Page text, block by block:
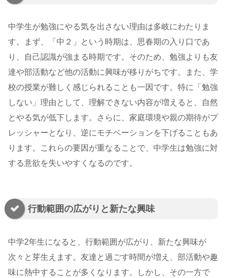
中学生が勉強にやる気を出さない理由は多岐にわたりま
す。まず、「中２」という時期は、思春期の入り口であ
り、自己認識が強まる時期です。そのため、勉強よりも友
達や部活動など他の活動に興味が移りがちです。また、学
校の授業が難しく感じられることも一因です。特に「勉強
しない」理由として、理解できない内容が増えると、自然
とやる気が低下します。さらに、家庭環境や親の期待がプ
レッシャーとなり、逆にモチベーションを下げることもあ
ります。これらの要因が重なることで、中学生は勉強に対
する意欲を失いやすくなるのです。
行動範囲の広がりと新たな興味
中学2年生になると、行動範囲が広がり、新たな興味が
次々と芽生えます。友達と過ごす時間が増え、部活動や趣
味に熱中することが多くなります。しかし、その一方で